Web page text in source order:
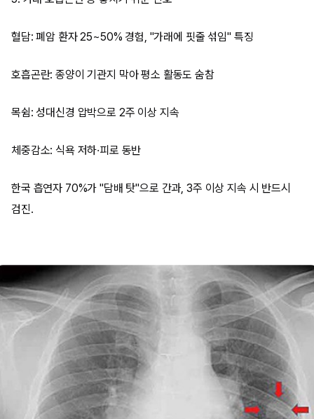
혈담: 폐암 환자 25~50% 경험, "가래에 핏줄 섞임" 특징
호흡곤란: 종양이 기관지 막아 평소 활동도 숨참
목쉼: 성대신경 압박으로 2주 이상 지속
체중감소: 식욕 저하·피로 동반
한국 흡연자 70%가 "담배 탓"으로 간과, 3주 이상 지속 시 반드시
검진.